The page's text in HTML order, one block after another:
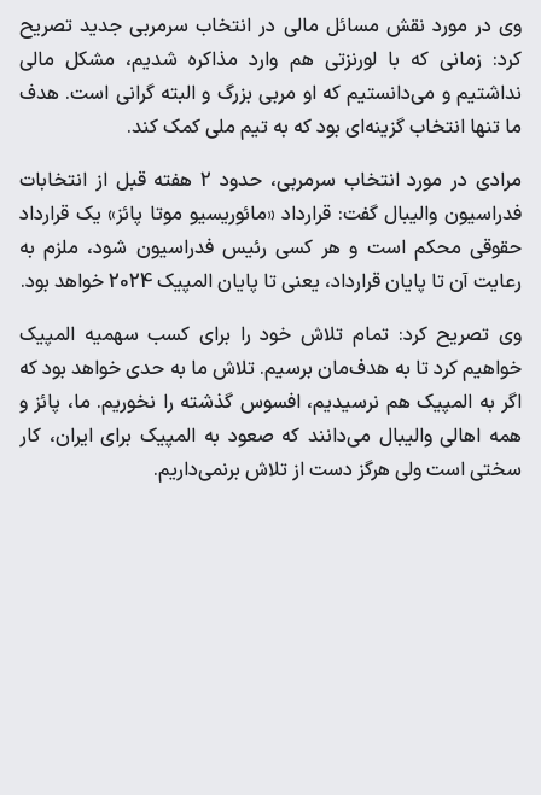
وی در مورد نقش مسائل مالی در انتخاب سرمربی جدید تصریح
کرد:‌ زمانی که با لورنزتی هم وارد مذاکره شدیم، مشکل مالی
نداشتیم و می‌دانستیم که او مربی بزرگ و البته گرانی است. هدف
ما تنها انتخاب گزینه‌ای بود که به تیم ملی کمک کند.
مرادی در مورد انتخاب سرمربی، حدود 2 هفته قبل از انتخابات
فدراسیون والیبال گفت: قرارداد «مائوریسیو موتا پائز» یک قرارداد
حقوقی محکم است و هر کسی رئیس فدراسیون شود، ملزم به
رعایت آن تا پایان قرارداد، یعنی تا پایان المپیک 2024 خواهد بود.
وی تصریح کرد: تمام تلاش خود را برای کسب سهمیه المپیک
خواهیم کرد تا به هدف‌مان برسیم. تلاش ما به حدی خواهد بود که
اگر به المپیک هم نرسیدیم، افسوس گذشته را نخوریم. ما، پائز و
همه اهالی والیبال می‌دانند که صعود به المپیک برای ایران، کار
سختی است ولی هرگز دست از تلاش برنمی‌داریم.